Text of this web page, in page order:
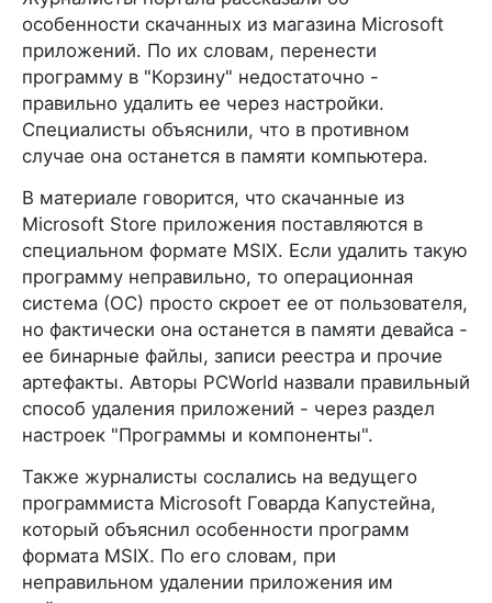
особенности скачанных из магазина Microsoft
приложений. По их словам, перенести
программу в "Корзину" недостаточно -
правильно удалить ее через настройки.
Специалисты объяснили, что в противном
случае она останется в памяти компьютера.
В материале говорится, что скачанные из
Microsoft Store приложения поставляются в
специальном формате MSIX. Если удалить такую
программу неправильно, то операционная
система (ОС) просто скроет ее от пользователя,
но фактически она останется в памяти девайса -
ее бинарные файлы, записи реестра и прочие
артефакты. Авторы PCWorld назвали правильный
способ удаления приложений - через раздел
настроек "Программы и компоненты".
Также журналисты сослались на ведущего
программиста Microsoft Говарда Капустейна,
который объяснил особенности программ
формата MSIX. По его словам, при
неправильном удалении приложения им